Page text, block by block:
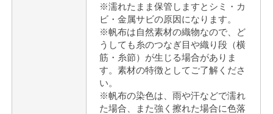
※濡れたまま保管しますとシミ・カ
ビ・金属サビの原因になります。
※帆布は自然素材の織物なので、ど
うしても糸のつなぎ目や織り段（横
筋・糸節）が生じる場合がありま
す。素材の特徴としてご了解くださ
い。
※帆布の染色は、雨や汗などで濡れ
た場合、また強く擦れた場合に色落